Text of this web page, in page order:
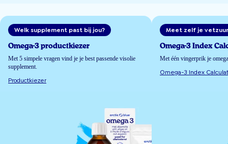
Welk supplement past bij jou?
Omega-3 productkiezer
Met 5 simpele vragen vind je je best passende visolie
supplement.
Productkiezer
Meet zelf je
Omega-3 Index
Met één vingerprik je
Omega-3 Index